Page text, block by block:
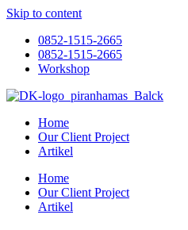
Skip to content
0852-1515-2665
0852-1515-2665
Workshop
Home
Our Client Project
Artikel
Home
Our Client Project
Artikel